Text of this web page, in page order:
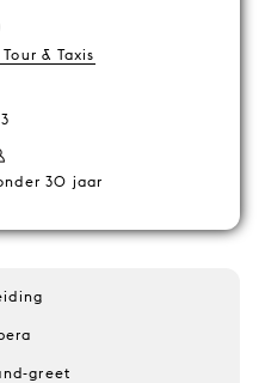
& Taxis
30 jaar
greet